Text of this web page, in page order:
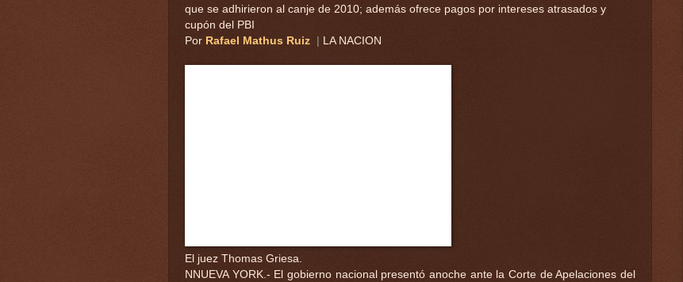
que se adhirieron al canje de 2010; además ofrece pagos por intereses atrasados y
cupón del PBI
Por Rafael Mathus Ruiz LA NACION
El juez Thomas Griesa.
NNUEVA YORK.- El gobierno nacional presentó anoche ante la Corte de Apelaciones del